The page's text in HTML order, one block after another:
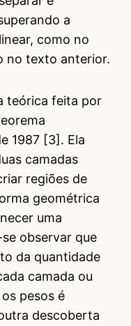
a
como no
no texto anterior.
teórica feita por
1987 [3]. Ela
camadas
regiões de
geométrica
uma
observar que
da quantidade
camada ou
pesos é
descoberta